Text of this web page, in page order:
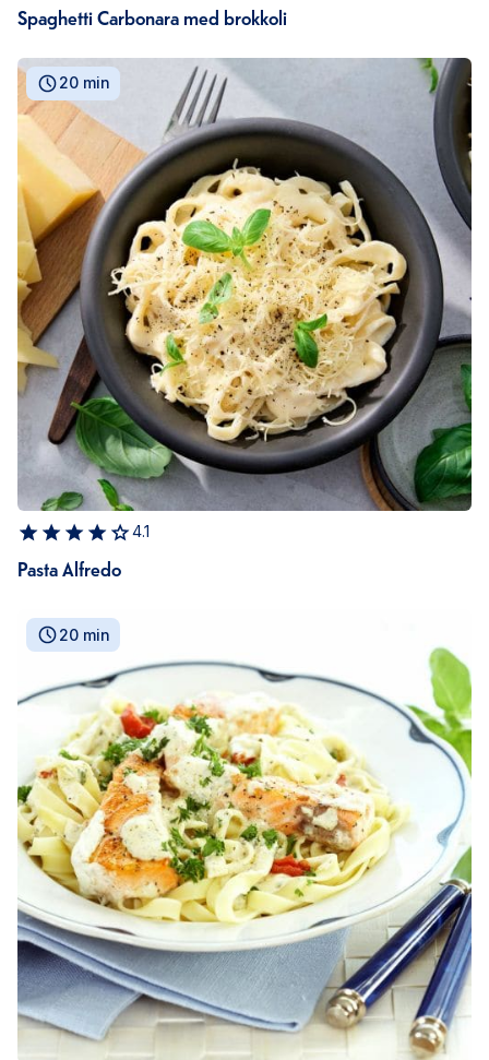
Spaghetti Carbonara med brokkoli
20 min
4.1
Pasta Alfredo
20 min